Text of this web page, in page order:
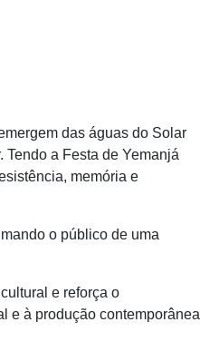
das águas do Solar
a Festa de Yemanjá
memória e
o público de uma
e reforça o
e à produção contemporânea